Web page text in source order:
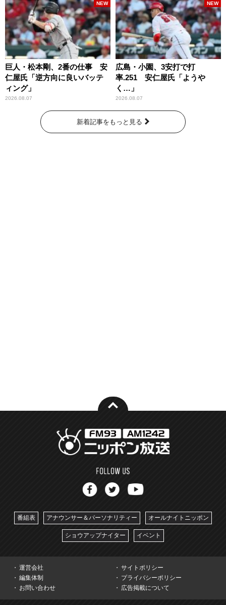
巨人・松本剛、2番の仕事 安
仁屋氏「逆方向に良いバッテ
ィング」
2026.08.07
NEW
広島・小園、3安打で打
率.251 安仁屋氏「ようや
く…」
2026.08.07
NEW
新着記事をもっと見る
番組表 アナウンサー＆パーソナリティー オールナイトニッポン
ショウアップナイター イベント
運営会社
サイトポリシー
編集体制
プライバシーポリシー
お問い合わせ
広告掲載について